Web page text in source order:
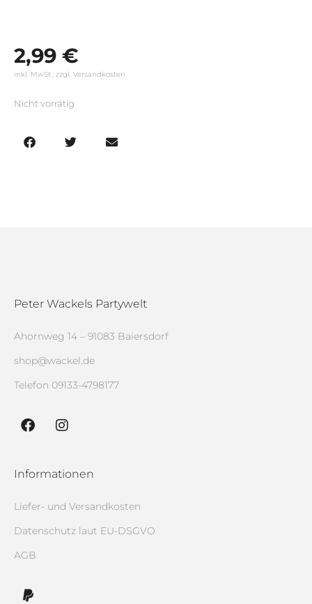
2,99 €
inkl. MwSt., zzgl. Versandkosten
Nicht vorrätig
Peter Wackels Partywelt
Ahornweg 14 – 91083 Baiersdorf
shop@wackel.de
Telefon 09133-4798177
Informationen
Liefer- und Versandkosten
Datenschutz laut EU-DSGVO
AGB